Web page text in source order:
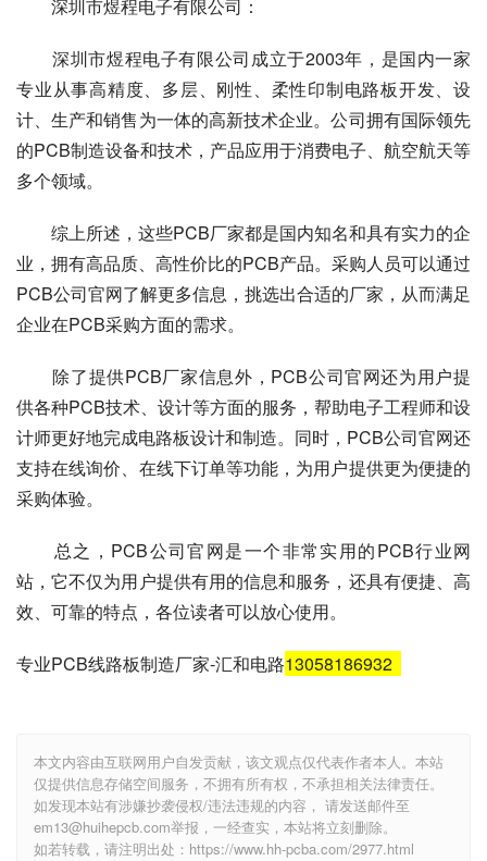
深圳市煜程电子有限公司：
深圳市煜程电子有限公司成立于2003年，是国内一家
专业从事高精度、多层、刚性、柔性印制电路板开发、设
计、生产和销售为一体的高新技术企业。公司拥有国际领先
的PCB制造设备和技术，产品应用于消费电子、航空航天等
多个领域。
综上所述，这些PCB厂家都是国内知名和具有实力的企
业，拥有高品质、高性价比的PCB产品。采购人员可以通过
PCB公司官网了解更多信息，挑选出合适的厂家，从而满足
企业在PCB采购方面的需求。
除了提供PCB厂家信息外，PCB公司官网还为用户提
供各种PCB技术、设计等方面的服务，帮助电子工程师和设
计师更好地完成电路板设计和制造。同时，PCB公司官网还
支持在线询价、在线下订单等功能，为用户提供更为便捷的
采购体验。
总之，PCB公司官网是一个非常实用的PCB行业网
站，它不仅为用户提供有用的信息和服务，还具有便捷、高
效、可靠的特点，各位读者可以放心使用。
专业PCB线路板制造厂家-汇和电路13058186932
本文内容由互联网用户自发贡献，该文观点仅代表作者本人。本站
仅提供信息存储空间服务，不拥有所有权，不承担相关法律责任。
如发现本站有涉嫌抄袭侵权/违法违规的内容， 请发送邮件至
em13@huihepcb.com举报，一经查实，本站将立刻删除。
如若转载，请注明出处：https://www.hh-pcba.com/2977.html